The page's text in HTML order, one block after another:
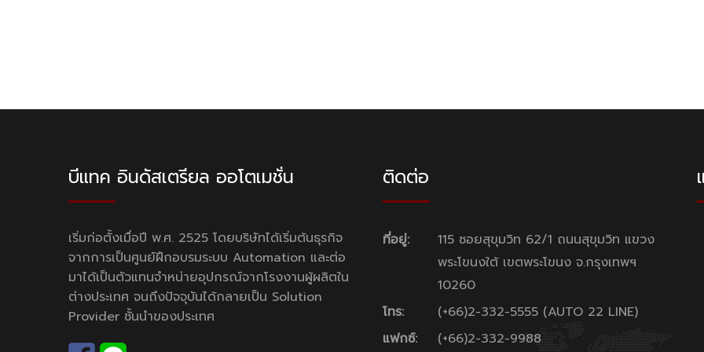
บีแทค อินดัสเตรียล ออโตเมชั่น
เริ่มก่อตั้งเมื่อปี พ.ศ. 2525 โดยบริษัทได้เริ่มต้นธุรกิจ
จากการเป็นศูนย์ฝึกอบรมระบบ Automation และต่อ
มาได้เป็นตัวแทนจำหน่ายอุปกรณ์จากโรงงานผู้ผลิตใน
ต่างประเทศ จนถึงปัจจุบันได้กลายเป็น Solution
Provider ชั้นนำของประเทศ
ติดต่อ
ที่อยู่:
115 ซอยสุขุมวิท 62/1 ถนนสุขุมวิท แขวง
พระโขนงใต้ เขตพระโขนง จ.กรุงเทพฯ
10260
โทร:
(+66)2-332-5555 (AUTO 22 LINE)
แฟกซ์:
(+66)2-332-9988